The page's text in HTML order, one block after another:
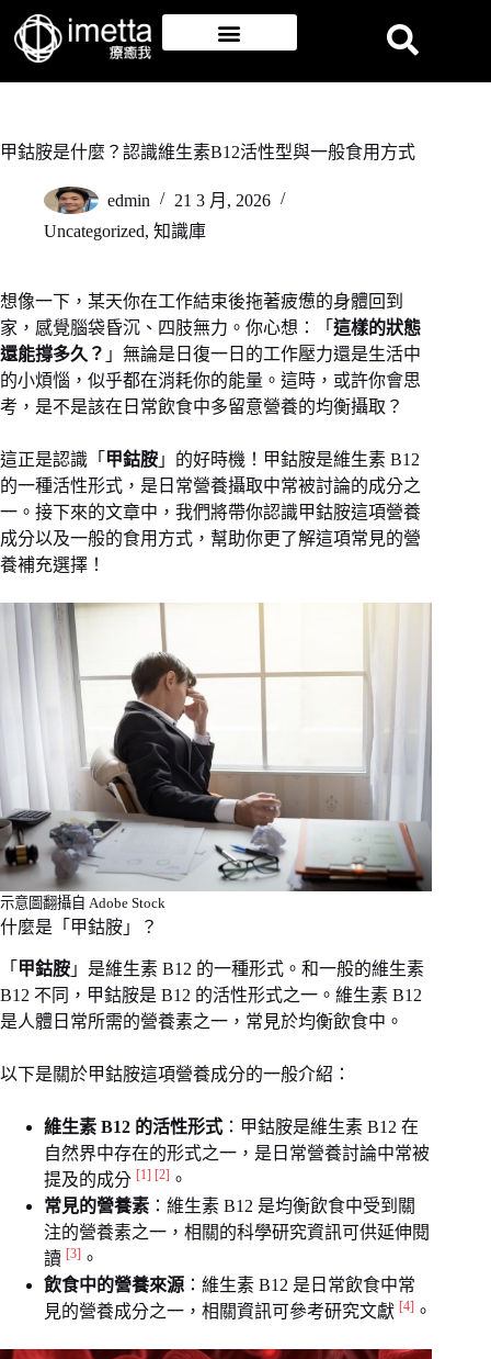
甲鈷胺是什麼？認識維生素B12活性型與一般食用方式
edmin
21 3 月, 2026
Uncategorized, 知識庫
想像一下，某天你在工作結束後拖著疲憊的身體回到
家，感覺腦袋昏沉、四肢無力。你心想：「 這樣的狀態
還能撐多久？ 」無論是日復一日的工作壓力還是生活中
的小煩惱，似乎都在消耗你的能量。這時，或許你會思
考，是不是該在日常飲食中多留意營養的均衡攝取？
這正是認識「 甲鈷胺 」的好時機！甲鈷胺是維生素 B12
的一種活性形式，是日常營養攝取中常被討論的成分之
一。接下來的文章中，我們將帶你認識甲鈷胺這項營養
成分以及一般的食用方式，幫助你更了解這項常見的營
養補充選擇！
示意圖翻攝自 Adobe Stock
什麼是「甲鈷胺」？
「 甲鈷胺 」是維生素 B12 的一種形式。和一般的維生素
B12 不同，甲鈷胺是 B12 的活性形式之一。維生素 B12
是人體日常所需的營養素之一，常見於均衡飲食中。
以下是關於甲鈷胺這項營養成分的一般介紹：
維生素 B12 的活性形式 ：甲鈷胺是維生素 B12 在
自然界中存在的形式之一，是日常營養討論中常被
提及的成分 [1] [2] 。
常見的營養素 ：維生素 B12 是均衡飲食中受到關
注的營養素之一，相關的科學研究資訊可供延伸閱
讀 [3] 。
飲食中的營養來源 ：維生素 B12 是日常飲食中常
見的營養成分之一，相關資訊可參考研究文獻 [4] 。